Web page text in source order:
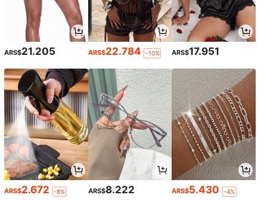
ARS$21.205 ARS$22.784 -10% ARS$17.951
ARS$2.672 -8% ARS$8.222 ARS$5.430 -4%